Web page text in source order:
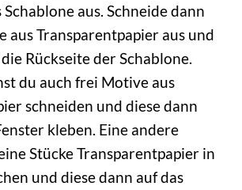
Schablone aus. Schneide dann
aus Transparentpapier aus und
Rückseite der Schablone.
du auch frei Motive aus
schneiden und diese dann
kleben. Eine andere
Stücke Transparentpapier in
und diese dann auf das